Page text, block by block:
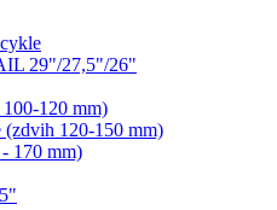
29"/27,5"/26"
120 mm)
120-150 mm)
170 mm)